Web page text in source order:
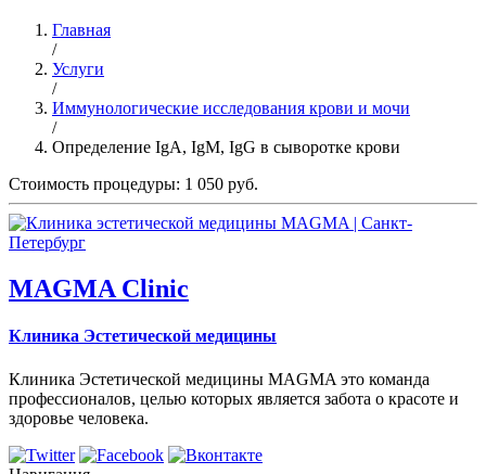
Главная
/
Услуги
/
Иммунологические исследования крови и мочи
/
Определение IgА, IgM, IgG в сыворотке крови
Стоимость процедуры: 1 050 руб.
MAGMA Clinic
Клиника Эстетической медицины
Клиника Эстетической медицины MAGMA это команда
профессионалов, целью которых является забота о красоте и
здоровье человека.